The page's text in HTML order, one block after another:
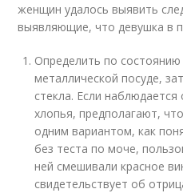
женщин удалось выявить
выявляющие, что девушка в
Определить по
металлической посуде,
стекла. Если
хлопья, предполагают,
одним вариантом, как
без теста по моче,
ней смешивали красное
свидетельствует об